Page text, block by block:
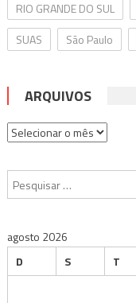
RIO GRANDE DO SUL
SUAS
São Paulo
ARQUIVOS
Arquivos
agosto 2026
D
S T